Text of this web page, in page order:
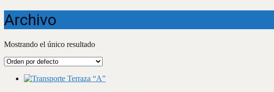
Archivo
Mostrando el único resultado